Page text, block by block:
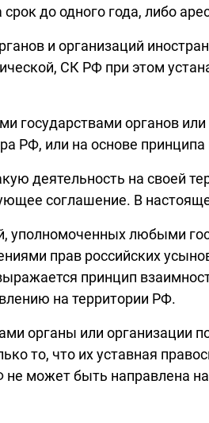
до одного года, либо
и организаций
СК РФ при этом
государствами органов
РФ, или на основе принципа
деятельность на своей
соглашение. В
уполномоченных любыми
прав российских
принцип
на территории РФ.
органы или организации
то, что их уставная
может быть направлена